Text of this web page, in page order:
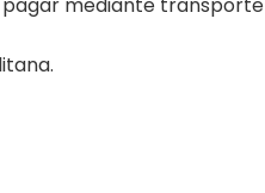
mediante transporte